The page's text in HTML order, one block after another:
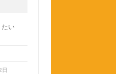
たい
日